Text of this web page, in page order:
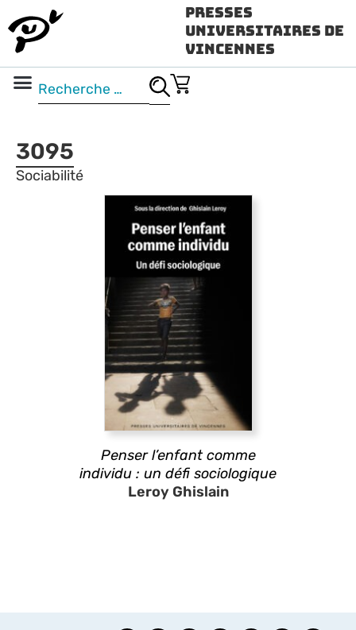
Presses
Universitaires de
Vincennes
3095
Sociabilité
Penser l’enfant comme
individu : un défi sociologique
Leroy Ghislain